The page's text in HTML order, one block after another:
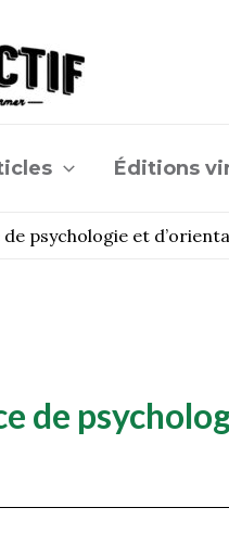
Éditions
de psychologie et
de